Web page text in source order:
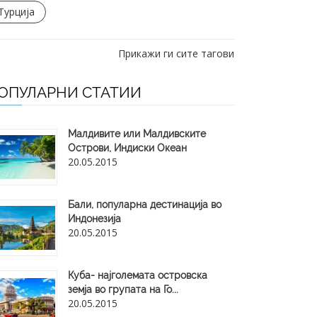
Прикажи ги сите тагови
СТАТИИ
Малдивите или Малдивските
Острови, Индиски Океан
20.05.2015
Бали, популарна дестинација во
Индонезија
20.05.2015
Куба- најголемата островска
земја во групата на Го...
20.05.2015